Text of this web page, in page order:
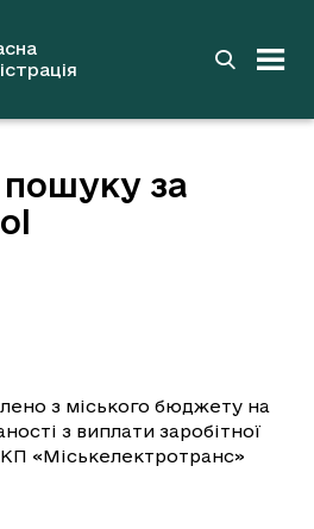
пошуку за
з міського бюджету на
з виплати заробітної
«Міськелектротранс»